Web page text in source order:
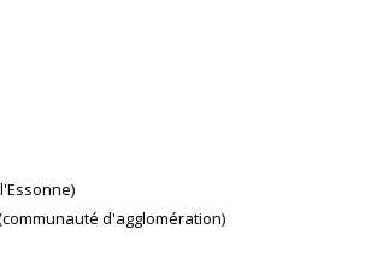
d'agglomération)